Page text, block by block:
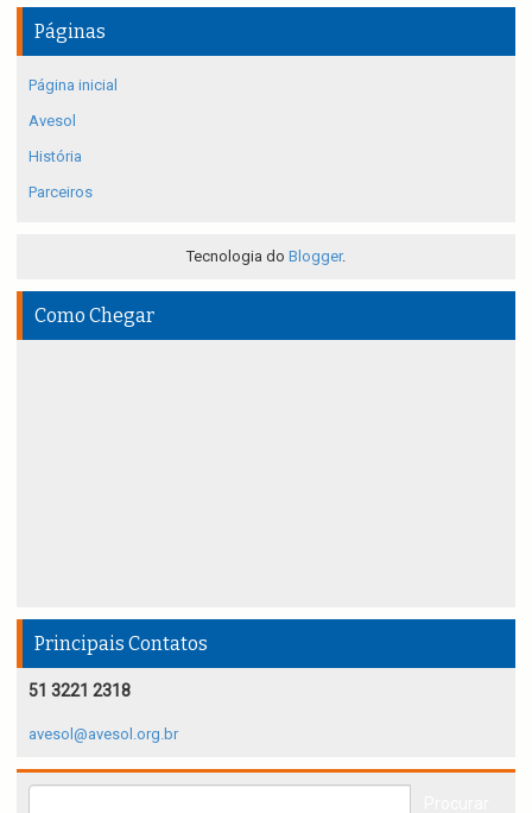
Páginas
Página inicial
Avesol
História
Parceiros
Tecnologia do Blogger.
Como Chegar
Principais Contatos
51 3221 2318
avesol@avesol.org.br